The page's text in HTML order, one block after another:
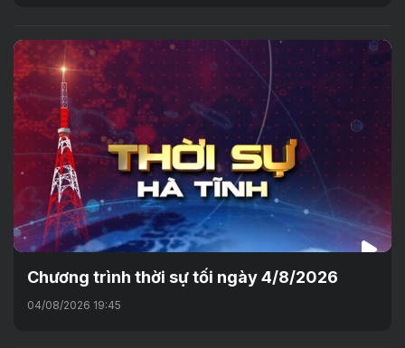
Chương trình thời sự tối ngày 4/8/2026
04/08/2026 19:45